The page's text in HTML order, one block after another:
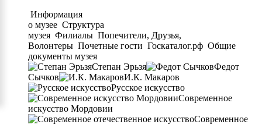
Информация
о музее Структура
музея Филиалы Попечители, Друзья,
Волонтеры Почетные гости Госкаталог.рф Общие
документы музея
Степан Эрьзя
Федот
Сычков
И.К. Макаров
Русское искусство
Современное
искусство Мордовии
Современное